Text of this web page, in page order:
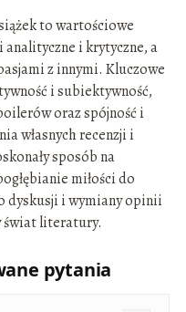
to wartościowe
i krytyczne, a
z innymi. Kluczowe
i subiektywność,
oraz spójność i
własnych recenzji i
sposób na
miłości do
dyskusji i wymiany opinii
świat literatury.
pytania